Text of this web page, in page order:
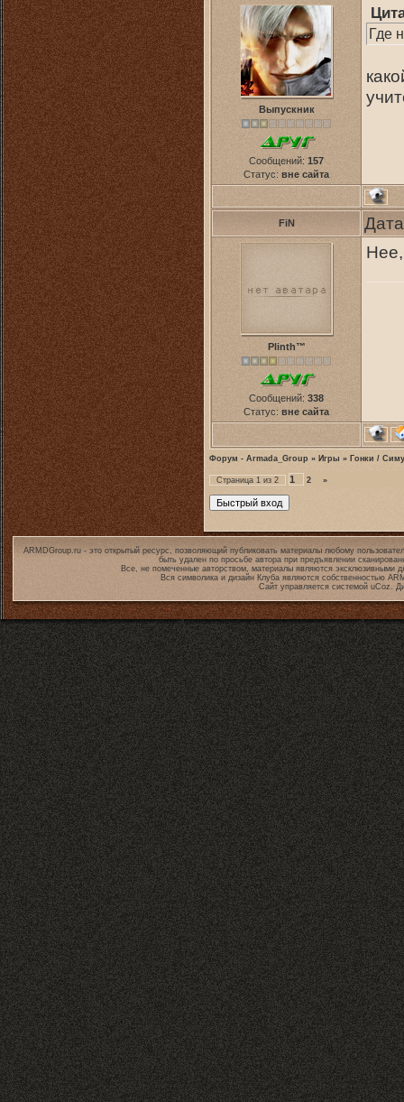
Выпускник
Сообщений: 157
Статус: вне сайта
Где
FiN
Plinth™
Сообщений: 338
Статус: вне сайта
Форум - Armada_Group » Игры » Гонки /
Страница 1 из 2 1 2 »
ARMDGroup.ru - это открытый ресурс, позволяющий публиковать материалы любому
быть удален по просьбе автора при предъявлении
Все, не помеченные авторством, материалы являются эксклюзивными
Вся символика и дизайн Клуба являются собственностью
Сайт управляется системой uCoz.